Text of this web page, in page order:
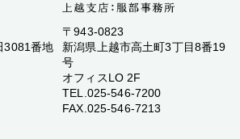
3081番地
〒943-0823
新潟県上越市高土町3丁目8番19
号
オフィスLO 2F
TEL.025-546-7200
FAX.025-546-7213